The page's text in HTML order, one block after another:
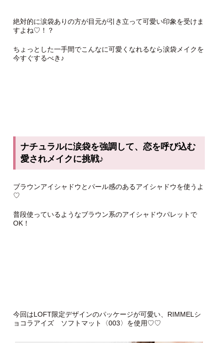
絶対的に涙袋ありの方が目元が引き立って可愛い印象を受けま
すよね♡！？
ちょっとした一手間でこんなに可愛くなれるなら涙袋メイクを
今すぐするべき♪
ナチュラルに涙袋を強調して、恋を呼び込む
愛されメイクに挑戦♪
ブラウンアイシャドウとパール感のあるアイシャドウを使うよ
♡
普段使っているようなブラウン系のアイシャドウパレットで
OK！
今回はLOFT限定デザインのパッケージが可愛い、RIMMELシ
ョコラアイズ ソフトマット〈003〉を使用♡♡